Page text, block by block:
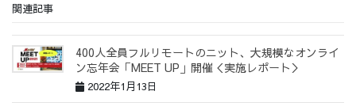
関連記事
400人全員フルリモートのニット、大規模なオンライ
ン忘年会「MEET UP」開催＜実施レポート＞
2022年1月13日